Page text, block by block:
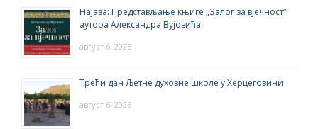
Најава: Представљање књиге „Залог за вјечност“
аутора Александра Вујовића
август 6, 2026
Трећи дан Љетне духовне школе у Херцеговини
август 6, 2026